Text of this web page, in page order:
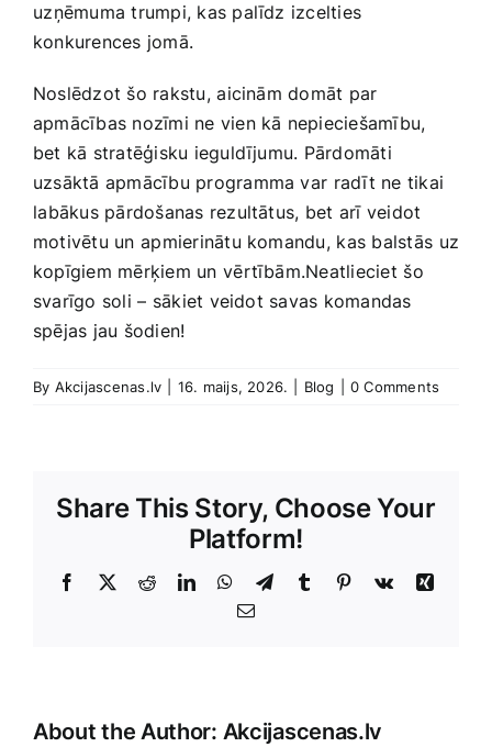
⁣uzņēmuma trumpi, kas‌ palīdz izcelties
‍konkurences ‌jomā.
Noslēdzot šo ‍rakstu, ⁣aicinām domāt par⁢
apmācības nozīmi ne vien kā nepieciešamību,
bet ​kā stratēģisku ieguldījumu. Pārdomāti
uzsāktā apmācību programma var⁤ radīt ne tikai
⁤labākus pārdošanas rezultātus, bet⁤ arī veidot
motivētu un ⁤apmierinātu komandu, ⁣kas balstās ⁣uz
kopīgiem mērķiem un⁤ vērtībām.Neatlieciet⁤ šo
svarīgo soli –⁢ sākiet veidot savas komandas‍
spējas jau šodien!
By Akcijascenas.lv 16. maijs, 2026. Blog 0 Comments
Share This Story, Choose Your
Platform!
Facebook
X RedditLinkedInWhatsApp
TelegramTumblr Pinterest
Vk
Xing
E-
About the Author: Akcijascenas.lv